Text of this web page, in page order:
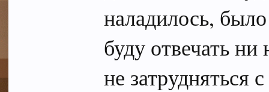
наладилось,
буду отвечать
не затрудняться